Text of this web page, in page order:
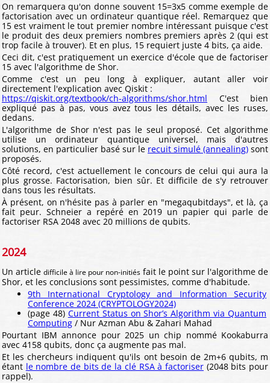
On remarquera qu'on donne souvent 15=3x5 comme exemple de
factorisation avec un ordinateur quantique réel. Remarquez que
15 est vraiment le tout premier nombre intéressant puisque c'est
le produit des deux premiers nombres premiers après 2 (qui est
trop facile à trouver). Et en plus, 15 requiert juste 4 bits, ça aide.
Ceci dit, c'est pratiquement un exercice d'école que de factoriser
15 avec l'algorithme de Shor.
Comme c'est un peu long à expliquer, autant aller voir
directement l'explication avec Qiskit :
https://qiskit.org/textbook/ch-algorithms/shor.html C'est bien
expliqué pas à pas, vous avez tous les détails, avec les ruses,
dedans.
L'algorithme de Shor n'est pas le seul proposé. Cet algorithme
utilise un ordinateur quantique universel, mais d'autres
solutions, en particulier basé sur le recuit simulé (annealing) sont
proposés.
Côté record, c'est actuellement le concours de celui qui aura la
plus grosse. Factorisation, bien sûr. Et difficile de s'y retrouver
dans tous les résultats.
À présent, on n'hésite pas à parler en "megaqubitdays", et là, ça
fait peur. Schneier a repéré en 2019 un papier qui parle de
factoriser RSA 2048 avec 20 millions de qubits.
2024
Un article difficile à lire pour non-initiés fait le point sur l'algorithme de
Shor, et les conclusions sont pessimistes, comme d'habitude.
9th International Cryptology and Information Security
Conference 2024 (CRYPTOLOGY2024)
(page 48) Current Status on Shor’s Algorithm via Quantum
Computing / Nur Azman Abu & Zahari Mahad
Pourtant IBM annonce pour 2025 un chip nommé Kookaburra
avec 4158 qubits, donc ça augmente pas mal.
Et les chercheurs indiquent qu'ils ont besoin de 2m+6 qubits, m
étant le nombre de bits de la clé RSA à factoriser(2048 bits pour
rappel).